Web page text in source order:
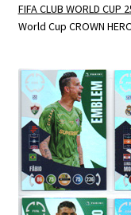
FIFA CLUB WORLD CUP
World Cup CROWN